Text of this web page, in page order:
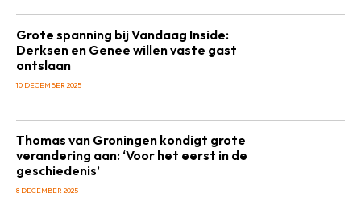
Grote spanning bij Vandaag Inside:
Derksen en Genee willen vaste gast
ontslaan
10 DECEMBER 2025
Thomas van Groningen kondigt grote
verandering aan: ‘Voor het eerst in de
geschiedenis’
8 DECEMBER 2025